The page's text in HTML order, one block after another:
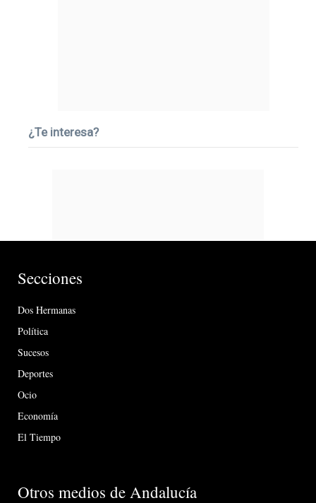
¿Te interesa?
Secciones
Dos Hermanas
Política
Sucesos
Deportes
Ocio
Economía
El Tiempo
Otros medios de Andalucía